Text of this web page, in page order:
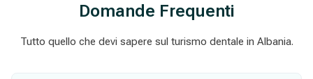
Domande Frequenti
Tutto quello che devi sapere sul turismo dentale in Albania.